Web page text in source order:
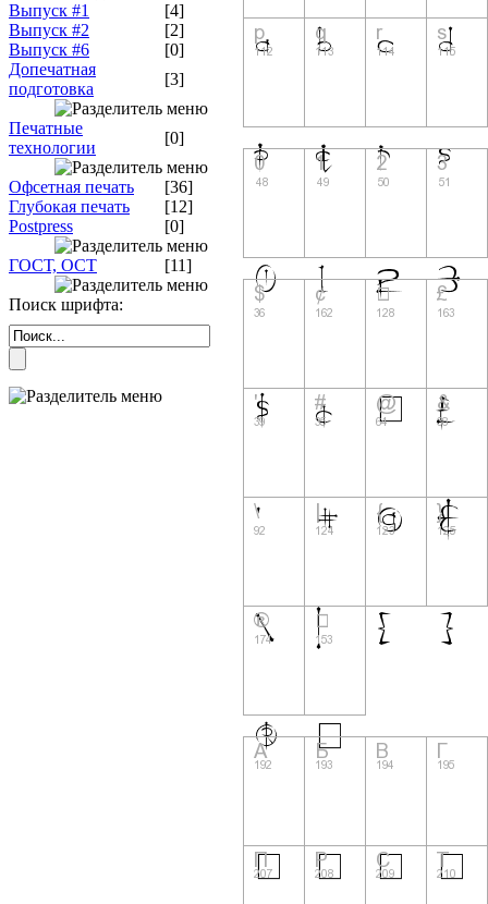
Выпуск #1
[4]
Выпуск #2
[2]
Выпуск #6
[0]
Допечатная
подготовка
[3]
Печатные
технологии
[0]
Офсетная печать
[36]
Глубокая печать
[12]
Postpress
[0]
ГОСТ, ОСТ [11]
Поиск шрифта: